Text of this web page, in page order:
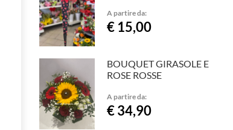
A partire da:
€ 15,00
BOUQUET GIRASOLE E
ROSE ROSSE
A partire da:
€ 34,90